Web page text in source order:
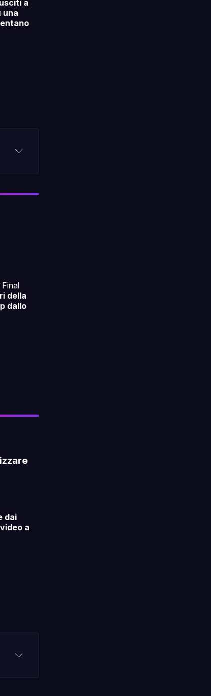
a
una
della
dallo
dai
a